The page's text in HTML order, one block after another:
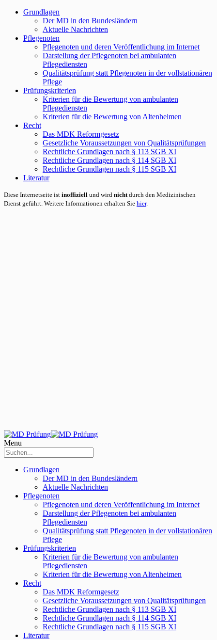
Grundlagen
Der MD in den Bundesländern
Aktuelle Nachrichten
Pflegenoten
Pflegenoten und deren Veröffentlichung im Internet
Darstellung der Pflegenoten bei ambulanten
Pflegediensten
Qualitätsprüfung statt Pflegenoten in der vollstationären
Pflege
Prüfungskriterien
Kriterien für die Bewertung von ambulanten
Pflegediensten
Kriterien für die Bewertung von Altenheimen
Recht
Das MDK Reformgesetz
Gesetzliche Voraussetzungen von Qualitätsprüfungen
Rechtliche Grundlagen nach § 113 SGB XI
Rechtliche Grundlagen nach § 114 SGB XI
Rechtliche Grundlagen nach § 115 SGB XI
Literatur
Diese Internetseite ist inoffiziell und wird nichtdurch den Medizinischen
Dienst geführt. Weitere Informationen erhalten Sie hier.
Menu
Grundlagen
Der MD in den Bundesländern
Aktuelle Nachrichten
Pflegenoten
Pflegenoten und deren Veröffentlichung im Internet
Darstellung der Pflegenoten bei ambulanten
Pflegediensten
Qualitätsprüfung statt Pflegenoten in der vollstationären
Pflege
Prüfungskriterien
Kriterien für die Bewertung von ambulanten
Pflegediensten
Kriterien für die Bewertung von Altenheimen
Recht
Das MDK Reformgesetz
Gesetzliche Voraussetzungen von Qualitätsprüfungen
Rechtliche Grundlagen nach § 113 SGB XI
Rechtliche Grundlagen nach § 114 SGB XI
Rechtliche Grundlagen nach § 115 SGB XI
Literatur